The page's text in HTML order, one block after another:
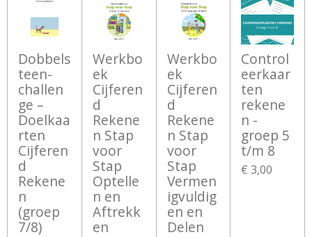
Dobbels
teen-
challen
ge –
Doelkaa
rten
Cijferen
d
Rekene
n
(groep
7/8)
Werkbo
ek
Cijferen
d
Rekene
n Stap
voor
Stap
Optelle
n en
Aftrekk
en
Werkbo
ek
Cijferen
d
Rekene
n Stap
voor
Stap
Vermen
igvuldig
en en
Delen
Control
eerkaar
ten
rekene
n -
groep 5
t/m 8
€ 3,00